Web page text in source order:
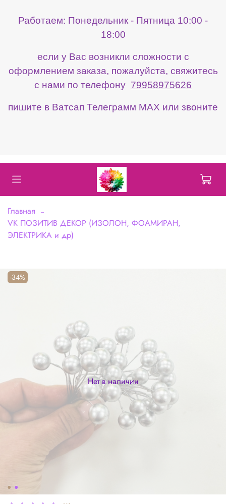
Работаем: Понедельник - Пятница 10:00 -
18:00
если у Вас возникли сложности с
оформлением заказа, пожалуйста, свяжитесь
с нами по телефону 79958975626
пишите в Ватсап Телеграмм МАХ или звоните
Главная
VK ПОЗИТИВ ДЕКОР (ИЗОЛОН, ФОАМИРАН,
ЭЛЕКТРИКА и др)
Нет в наличии
-34%